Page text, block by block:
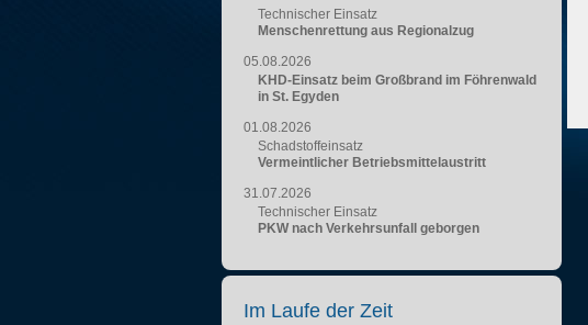
Technischer Einsatz
Menschenrettung aus Regionalzug
05.08.2026
KHD-Einsatz beim Großbrand im Föhrenwald
in St. Egyden
01.08.2026
Schadstoffeinsatz
Vermeintlicher Betriebsmittelaustritt
31.07.2026
Technischer Einsatz
PKW nach Verkehrsunfall geborgen
Im Laufe der Zeit